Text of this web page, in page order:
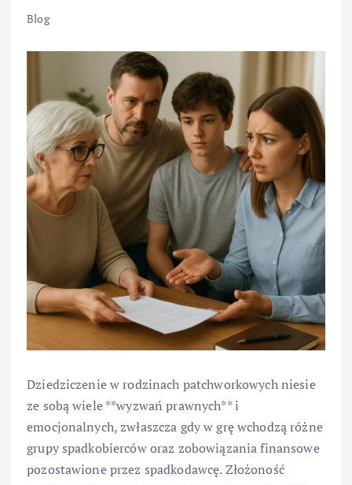
Blog
Dziedziczenie w rodzinach patchworkowych niesie
ze sobą wiele **wyzwań prawnych** i
emocjonalnych, zwłaszcza gdy w grę wchodzą różne
grupy spadkobierców oraz zobowiązania finansowe
pozostawione przez spadkodawcę. Złożoność